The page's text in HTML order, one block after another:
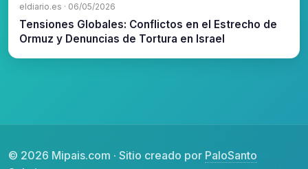
eldiario.es · 06/05/2026
Tensiones Globales: Conflictos en el Estrecho de
Ormuz y Denuncias de Tortura en Israel
© 2026 Mipais.com · Sitio creado por PaloSanto